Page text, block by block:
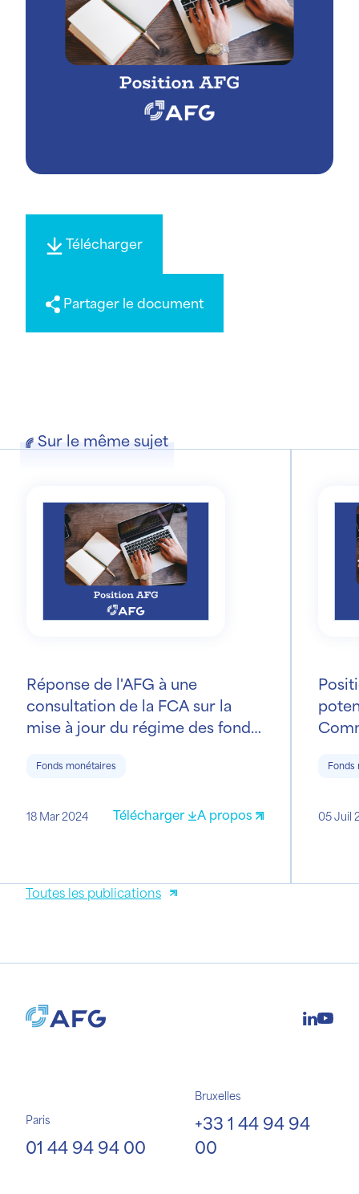
Télécharger
Partager le document
Sur le même sujet
Réponse de l'AFG à une
consultation de la FCA sur la
mise à jour du régime des fonds
Fonds monétaires
18 Mar 2024 Télécharger A propos
Fonds
05 Juil
Toutes les publications
Paris
01 44 94 94 00
Bruxelles
+33 1 44 94 94
00